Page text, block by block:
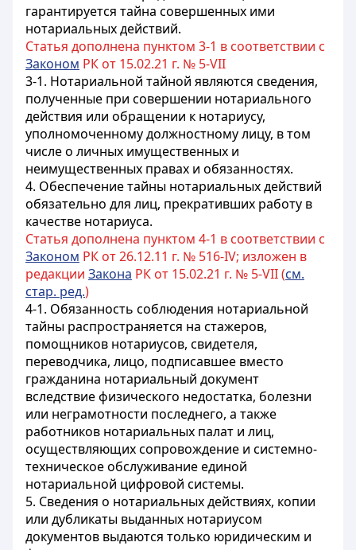
гарантируется тайна совершенных ими
нотариальных действий.
Статья дополнена пунктом 3-1 в соответствии с
Законом РК от 15.02.21 г. № 5-VIІ
3-1. Нотариальной тайной являются сведения,
полученные при совершении нотариального
действия или обращении к нотариусу,
уполномоченному должностному лицу, в том
числе о личных имущественных и
неимущественных правах и обязанностях.
4. Обеспечение тайны нотариальных действий
обязательно для лиц, прекративших работу в
качестве нотариуса.
Статья дополнена пунктом 4-1 в соответствии с
Законом РК от 26.12.11 г. № 516-IV; изложен в
редакции Закона РК от 15.02.21 г. № 5-VIІ (см.
стар. ред.)
4-1. Обязанность соблюдения нотариальной
тайны распространяется на стажеров,
помощников нотариусов, свидетеля,
переводчика, лицо, подписавшее вместо
гражданина нотариальный документ
вследствие физического недостатка, болезни
или неграмотности последнего, а также
работников нотариальных палат и лиц,
осуществляющих сопровождение и системно-
техническое обслуживание единой
нотариальной цифровой системы.
5. Сведения о нотариальных действиях, копии
или дубликаты выданных нотариусом
документов выдаются только юридическим и